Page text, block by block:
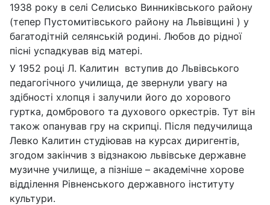
1938 року в селі Селисько Винниківського району
(тепер Пустомитівського району на Львівщині ) у
багатодітній селянській родині. Любов до рідної
пісні успадкував від матері.
У 1952 році Л. Калитин вступив до Львівського
педагогічного училища, де звернули увагу на
здібності хлопця і залучили його до хорового
гуртка, домбрового та духового оркестрів. Тут він
також опанував гру на скрипці. Після педучилища
Левко Калитин студіював на курсах диригентів,
згодом закінчив з відзнакою львівське державне
музичне училище, а пізніше – академічне хорове
відділення Рівненського державного інституту
культури.